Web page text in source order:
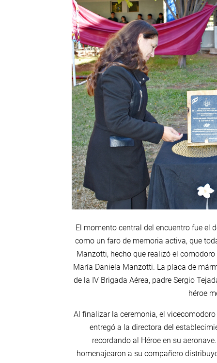
El momento central del encuentro fue el
como un faro de memoria activa, que
Manzotti, hecho que realizó el
María Daniela Manzotti. La placa de
de la IV Brigada Aérea, padre Sergio
héroe
Al finalizar la ceremonia, el
entregó a la directora del
recordando al Héroe en su
homenajearon a su compañero